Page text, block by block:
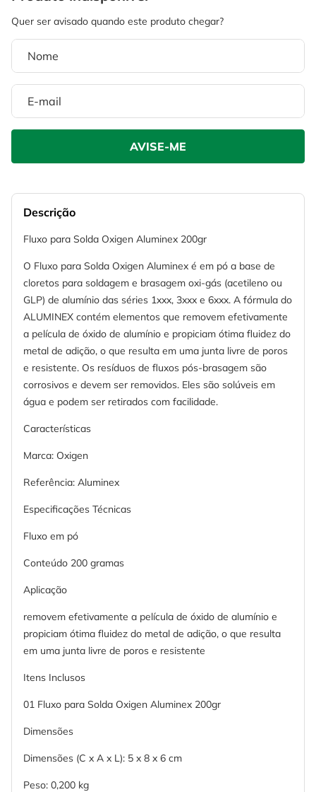
Descrição
Fluxo para Solda Oxigen Aluminex 200gr
O Fluxo para Solda Oxigen Aluminex é em pó a base de
cloretos para soldagem e brasagem oxi-gás (acetileno ou
GLP) de alumínio das séries 1xxx, 3xxx e 6xxx. A fórmula do
ALUMINEX contém elementos que removem efetivamente
a película de óxido de alumínio e propiciam ótima fluidez do
metal de adição, o que resulta em uma junta livre de poros
e resistente. Os resíduos de fluxos pós-brasagem são
corrosivos e devem ser removidos. Eles são solúveis em
água e podem ser retirados com facilidade.
Características
Marca: Oxigen
Referência: Aluminex
Especificações Técnicas
Fluxo em pó
Conteúdo 200 gramas
Aplicação
removem efetivamente a película de óxido de alumínio e
propiciam ótima fluidez do metal de adição, o que resulta
em uma junta livre de poros e resistente
Itens Inclusos
01 Fluxo para Solda Oxigen Aluminex 200gr
Dimensões
Dimensões (C x A x L): 5 x 8 x 6 cm
Peso: 0,200 kg
8º
10º chave impacto
º esmerilhadeira
fio
º serra copo
º